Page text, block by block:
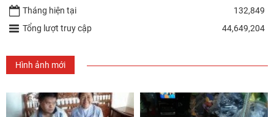
Tháng hiện tại
132,849
Tổng lượt truy cập
44,649,204
Hình ảnh mới